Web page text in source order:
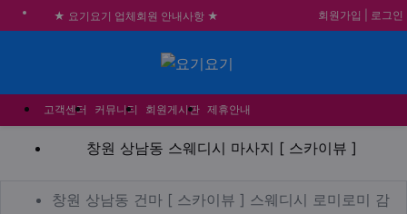
★ 요기요기 업체회원 안내사항 ★
합법적이고 건전한 업체와 광고를 제휴합니다.
★요기요기 설 연휴 휴무 안내★
회원가입 로그인
고객센터 커뮤니티 회원게시판 제휴안내
창원 상남동 스웨디시 마
창원 상남동 스웨디시 마사지 [ 스카이뷰 ]
업체 정보
창원 상남동 건마 [ 스카이
창원 상남동 건마 [ 스카이뷰 ] 스웨디시 로미로미 감